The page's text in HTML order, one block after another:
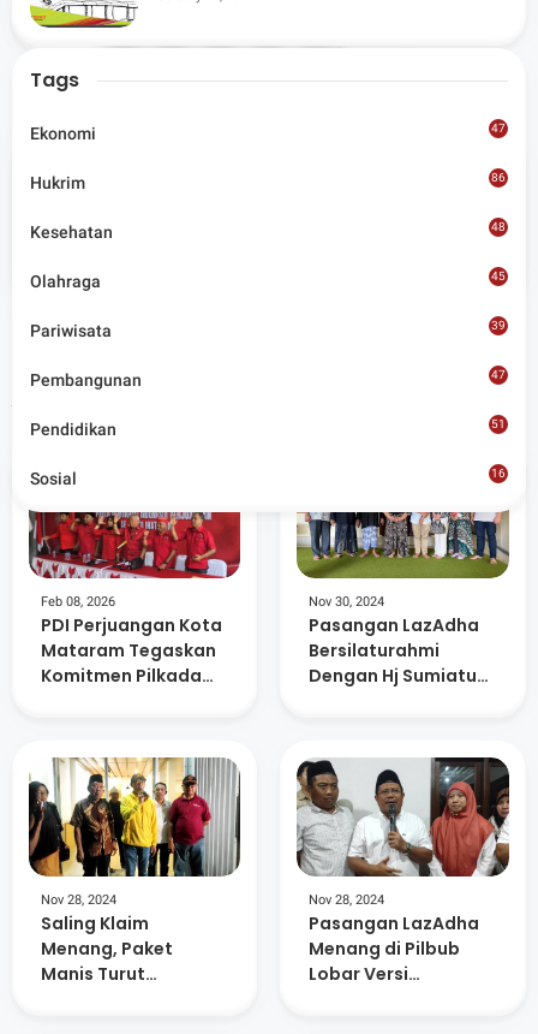
Share
Artikel Terkait
Feb 08, 2026
PDI Perjuangan Kota
Mataram Tegaskan
Komitmen Pilkada
Nov 30, 2024
Pasangan LazAdha
Bersilaturahmi
Dengan Hj Sumiatun,
Nov 28, 2024
Saling Klaim
Menang, Paket
Manis Turut
Nov 28, 2024
Pasangan LazAdha
Menang di Pilbub
Lobar Versi
Tags
Ekonomi 47
Hukrim 86
Kesehatan 48
Olahraga 45
Pariwisata 39
Pembangunan 47
Pendidikan 51
Sosial
16